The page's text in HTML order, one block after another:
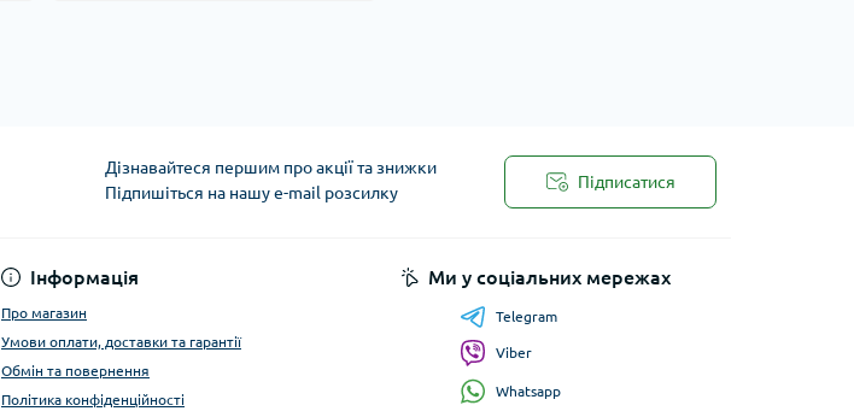
Дізнавайтеся першим про акції та знижки
Підпишіться на нашу e-mail розсилку
Підписатися
Інформація
Про магазин
Умови оплати, доставки та гарантії
Обмін та повернення
Політика конфіденційності
Ми у соціальних мережах
Telegram
Viber
Whatsapp